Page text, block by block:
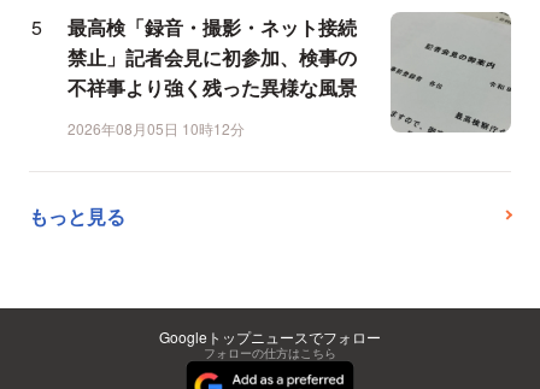
最高検「録音・撮影・ネット接続
禁止」記者会見に初参加、検事の
不祥事より強く残った異様な風景
2026年08月05日 10時12分
もっと見る
Googleトップニュースでフォロー
フォローの仕方はこちら